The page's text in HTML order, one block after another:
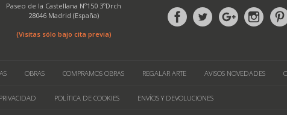
Paseo de la Castellana Nº150 3ºDrch
28046 Madrid (España)
(Visitas sólo bajo cita previa)
OBRAS COMPRAMOS OBRAS REGALAR ARTE AVISOS NOVEDADES
POLÍTICA DE COOKIES ENVÍOS Y DEVOLUCIONES